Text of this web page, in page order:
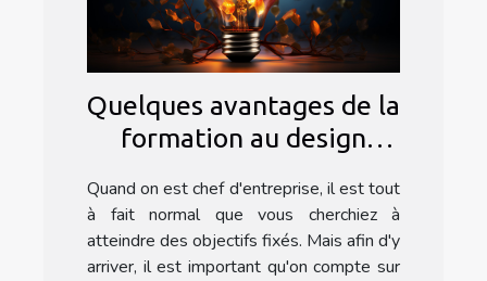
Quelques avantages de la
formation au design
Quand on est chef d'entreprise, il est tout
à fait normal que vous cherchiez à
atteindre des objectifs fixés. Mais afin d'y
arriver, il est important qu'on compte sur